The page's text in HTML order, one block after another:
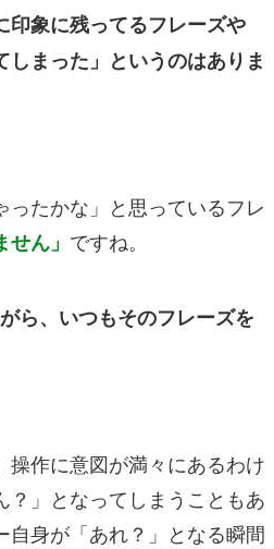
印象に残ってるフレーズや
しまった」というのはありま
ったかな」と思っているフレ
せん」 ですね。
ら、いつもそのフレーズを
操作に意図が満々にあるわけ
？」となってしまうこともあ
自身が「あれ？」となる瞬間